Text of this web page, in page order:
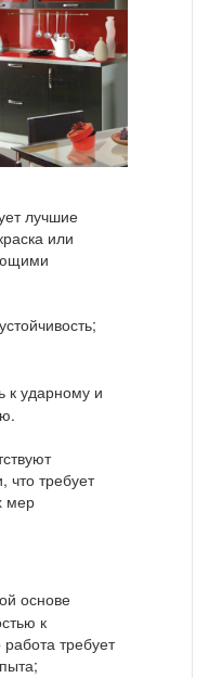
лучшие
или
к ударному и
что требует
мер
основе
к
требует